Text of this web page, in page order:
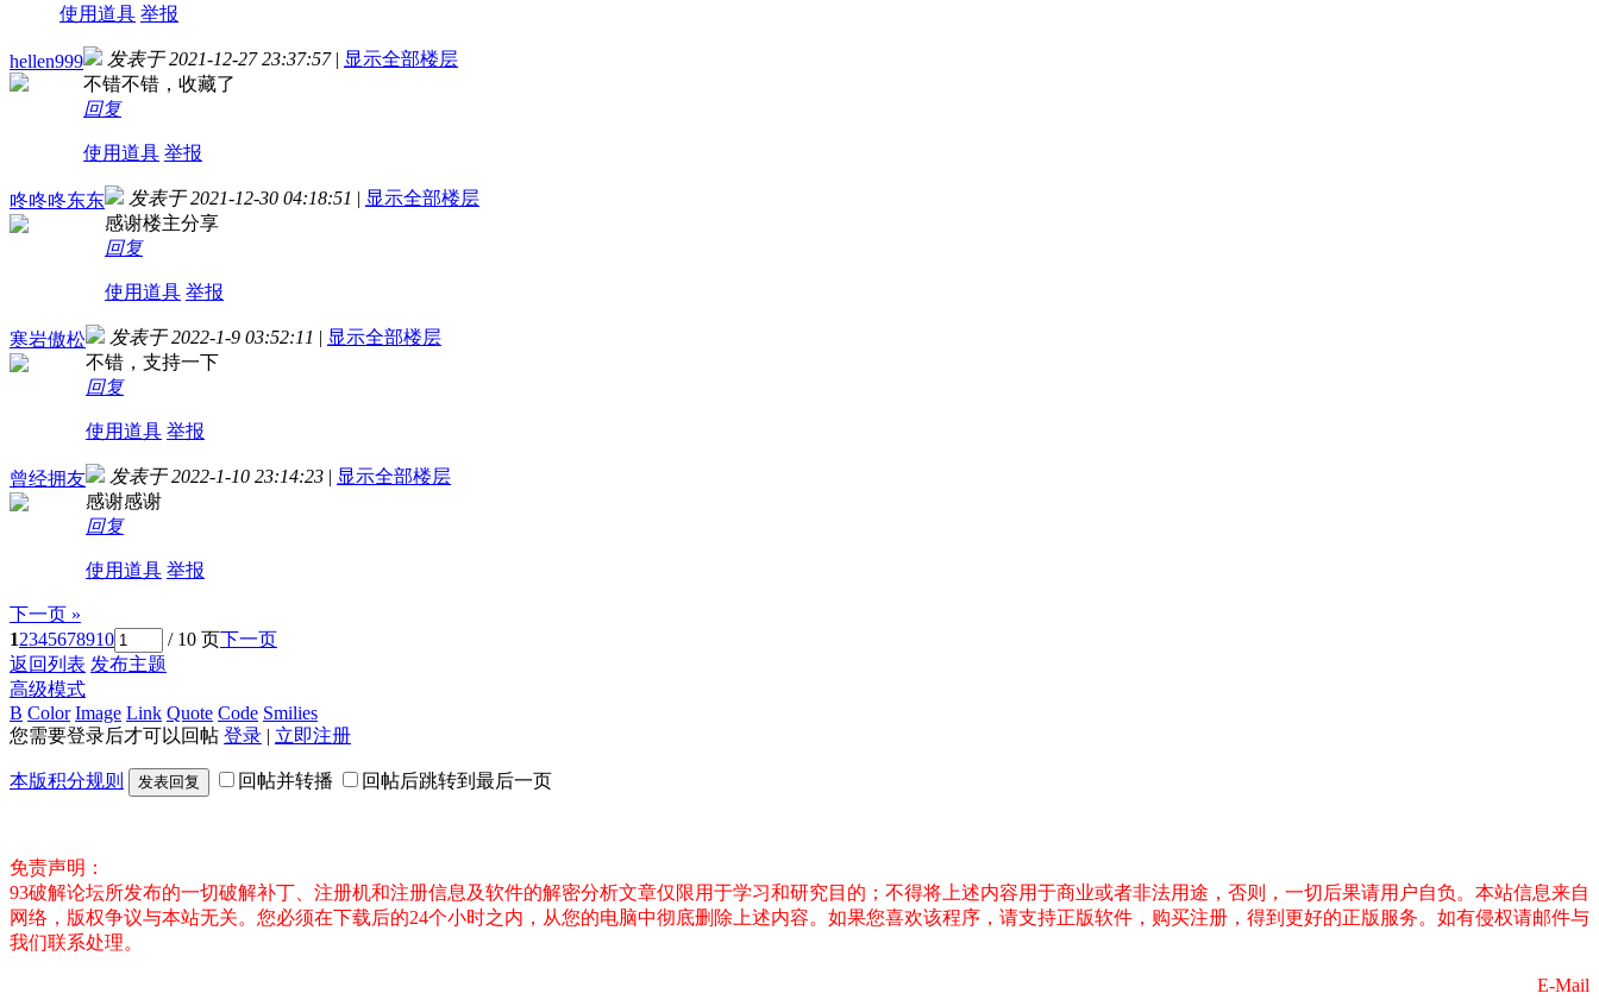
使用道具 举报
hellen999 发表于 2021-12-27 23:37:57 | 显示全部楼层
不错不错，收藏了
回复
使用道具 举报
咚咚咚东东 发表于 2021-12-30 04:18:51 | 显示全部楼层
感谢楼主分享
回复
使用道具 举报
寒岩傲松 发表于 2022-1-9 03:52:11 | 显示全部楼层
不错，支持一下
回复
使用道具 举报
曾经拥友 发表于 2022-1-10 23:14:23 | 显示全部楼层
感谢感谢
回复
使用道具 举报
下一页 »
12345678910 / 10 页下一页
返回列表 发布主题
高级模式
B Color Image Link Quote Code Smilies
您需要登录后才可以回帖 登录 | 立即注册
本版积分规则 发表回复 回帖并转播 回帖后跳转到最后一页
免责声明：
93破解论坛所发布的一切破解补丁、注册机和注册信息及软件的解密分析文章仅限用于学习和研究目的；不得将上述内容用于商业或者非法用途，否则，一切后果请用户自负。本站信息来自
网络，版权争议与本站无关。您必须在下载后的24个小时之内，从您的电脑中彻底删除上述内容。如果您喜欢该程序，请支持正版软件，购买注册，得到更好的正版服务。如有侵权请邮件与
我们联系处理。
E-Mail